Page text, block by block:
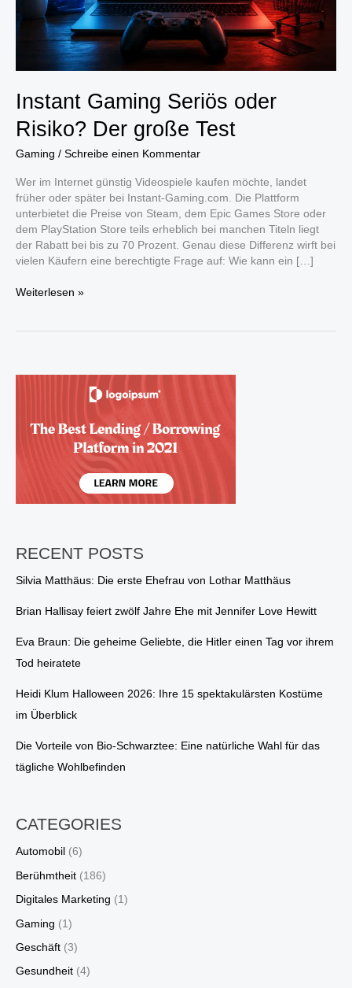
Instant Gaming Seriös oder
Risiko? Der große Test
Gaming / Schreibe einen Kommentar
Wer im Internet günstig Videospiele kaufen möchte, landet
früher oder später bei Instant-Gaming.com. Die Plattform
unterbietet die Preise von Steam, dem Epic Games Store oder
dem PlayStation Store teils erheblich bei manchen Titeln liegt
der Rabatt bei bis zu 70 Prozent. Genau diese Differenz wirft bei
vielen Käufern eine berechtigte Frage auf: Wie kann ein […]
Instant
Weiterlesen »
RECENT POSTS
Silvia Matthäus: Die erste Ehefrau von Lothar Matthäus
Brian Hallisay feiert zwölf Jahre Ehe mit Jennifer Love Hewitt
Eva Braun: Die geheime Geliebte, die Hitler einen Tag vor ihrem
Tod heiratete
Heidi Klum Halloween 2026: Ihre 15 spektakulärsten Kostüme
im Überblick
Die Vorteile von Bio-Schwarztee: Eine natürliche Wahl für das
tägliche Wohlbefinden
CATEGORIES
Automobil (6)
Berühmtheit (186)
Digitales Marketing (1)
Gaming (1)
Geschäft (3)
Gesundheit (4)